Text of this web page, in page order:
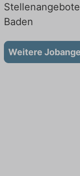
Baden
Weitere